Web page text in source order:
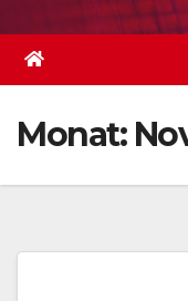
Monat: